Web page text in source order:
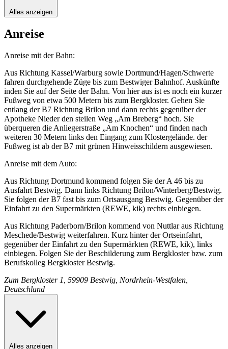
Alles anzeigen
Anreise
Anreise mit der Bahn:
Aus Richtung Kassel/Warburg sowie Dortmund/Hagen/Schwerte
fahren durchgehende Züge bis zum Bestwiger Bahnhof. Auskünfte
inden Sie auf der Seite der Bahn. Von hier aus ist es noch ein kurzer
Fußweg von etwa 500 Metern bis zum Bergkloster. Gehen Sie
entlang der B7 Richtung Brilon und dann rechts gegenüber der
Apotheke Nieder den steilen Weg „Am Breberg“ hoch. Sie
überqueren die Anliegerstraße „Am Knochen“ und finden nach
weiteren 30 Metern links den Eingang zum Klostergelände. der
Fußweg ist ab der B7 mit grünen Hinweisschildern ausgewiesen.
Anreise mit dem Auto:
Aus Richtung Dortmund kommend folgen Sie der A 46 bis zu
Ausfahrt Bestwig. Dann links Richtung Brilon/Winterberg/Bestwig.
Sie folgen der B7 fast bis zum Ortsausgang Bestwig. Gegenüber der
Einfahrt zu den Supermärkten (REWE, kik) rechts einbiegen.
Aus Richtung Paderborn/Brilon kommend von Nuttlar aus Richtung
Meschede/Bestwig weiterfahren. Kurz hinter der Ortseinfahrt,
gegenüber der Einfahrt zu den Supermärkten (REWE, kik), links
einbiegen. Folgen Sie der Beschilderung zum Bergkloster bzw. zum
Berufskolleg Bergkloster Bestwig.
Zum Bergkloster 1, 59909 Bestwig, Nordrhein-Westfalen,
Deutschland
Alles anzeigen